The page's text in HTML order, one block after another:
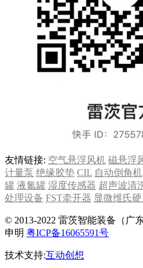
友情链接: 空气悬浮风机 磁悬浮
计量泵 绝缘胶垫 CIL 自动倒角机
罐 液氮罐 湿度传感器 超声波清
处理设备 FST牵开器 显微维氏
© 2013-2022 雷茨智能装备（广
申明 粤ICP备16065591号
技术支持:互动创想